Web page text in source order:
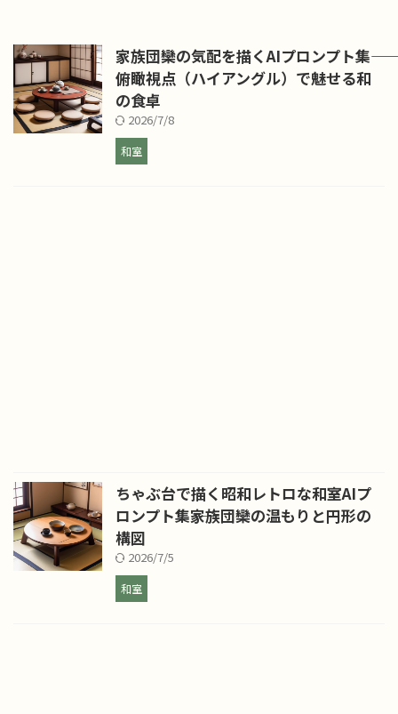
家族団欒の気配を描くAIプロンプト集――
俯瞰視点（ハイアングル）で魅せる和
の食卓
2026/7/8
和室
ちゃぶ台で描く昭和レトロな和室AIプ
ロンプト集――家族団欒の温もりと円形の
構図
2026/7/5
和室